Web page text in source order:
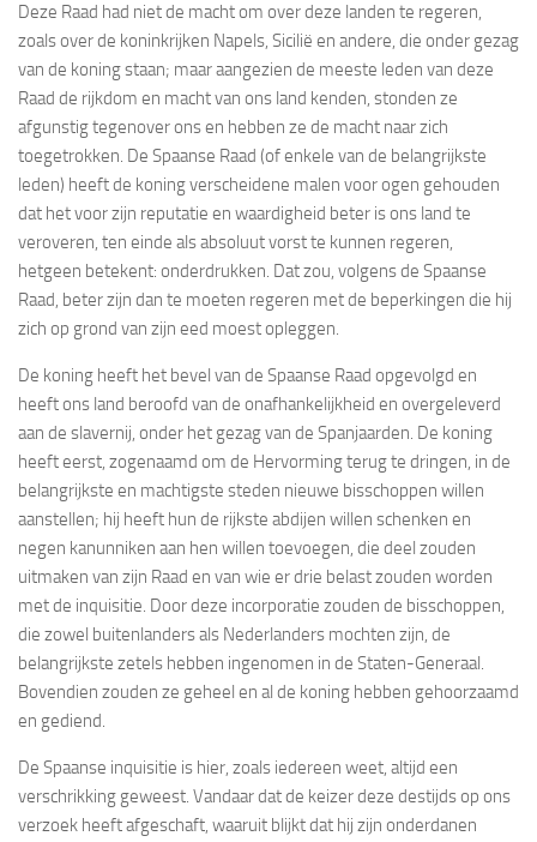
Deze Raad had niet de macht om over deze landen te regeren,
zoals over de koninkrijken Napels, Sicilië en andere, die onder gezag
van de koning staan; maar aangezien de meeste leden van deze
Raad de rijkdom en macht van ons land kenden, stonden ze
afgunstig tegenover ons en hebben ze de macht naar zich
toegetrokken. De Spaanse Raad (of enkele van de belangrijkste
leden) heeft de koning verscheidene malen voor ogen gehouden
dat het voor zijn reputatie en waardigheid beter is ons land te
veroveren, ten einde als absoluut vorst te kunnen regeren,
hetgeen betekent: onderdrukken. Dat zou, volgens de Spaanse
Raad, beter zijn dan te moeten regeren met de beperkingen die hij
zich op grond van zijn eed moest opleggen.
De koning heeft het bevel van de Spaanse Raad opgevolgd en
heeft ons land beroofd van de onafhankelijkheid en overgeleverd
aan de slavernij, onder het gezag van de Spanjaarden. De koning
heeft eerst, zogenaamd om de Hervorming terug te dringen, in de
belangrijkste en machtigste steden nieuwe bisschoppen willen
aanstellen; hij heeft hun de rijkste abdijen willen schenken en
negen kanunniken aan hen willen toevoegen, die deel zouden
uitmaken van zijn Raad en van wie er drie belast zouden worden
met de inquisitie. Door deze incorporatie zouden de bisschoppen,
die zowel buitenlanders als Nederlanders mochten zijn, de
belangrijkste zetels hebben ingenomen in de Staten-Generaal.
Bovendien zouden ze geheel en al de koning hebben gehoorzaamd
en gediend.
De Spaanse inquisitie is hier, zoals iedereen weet, altijd een
verschrikking geweest. Vandaar dat de keizer deze destijds op ons
verzoek heeft afgeschaft, waaruit blijkt dat hij zijn onderdanen